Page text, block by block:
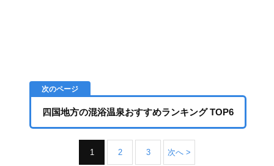
四国地方の混浴温泉おすすめランキング TOP6
1 2 3 次へ >